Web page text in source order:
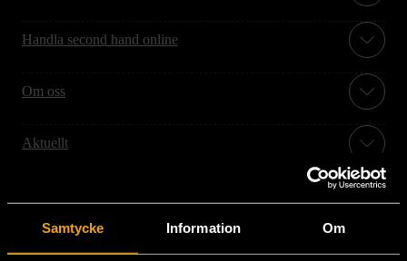
Samtycke Information Om
Handla second hand online
Om oss
Aktuellt
Stockholms Stadsmission
Huvudkontor: